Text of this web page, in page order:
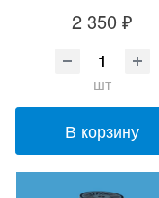
2 350 ₽
шт
В корзину